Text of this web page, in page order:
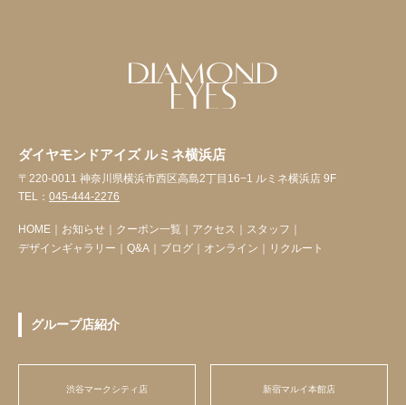
ダイヤモンドアイズ ルミネ横浜店
〒220-0011 神奈川県横浜市西区高島2丁目16−1 ルミネ横浜店 9F
TEL： 045-444-2276
HOME お知らせ クーポン一覧 アクセス スタッフ
デザインギャラリー
Q&A ブログ オンライン リクルート
グループ店紹介
渋谷マークシティ店 新宿マルイ本館店